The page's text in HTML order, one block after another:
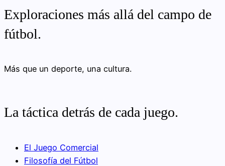
Exploraciones más allá del campo de
fútbol.
Más que un deporte, una cultura.
La táctica detrás de cada juego.
El Juego Comercial
Filosofía del Fútbol